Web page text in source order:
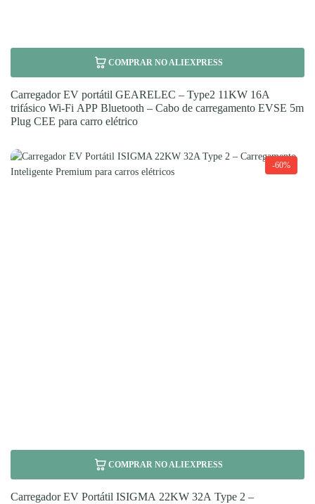
COMPRAR NO ALIEXPRESS
Carregador EV portátil GEARELEC – Type2 11KW 16A
trifásico Wi-Fi APP Bluetooth – Cabo de carregamento EVSE 5m
Plug CEE para carro elétrico
-60%
COMPRAR NO ALIEXPRESS
Carregador EV Portátil ISIGMA 22KW 32A Type 2 –